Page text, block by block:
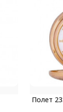
Полет